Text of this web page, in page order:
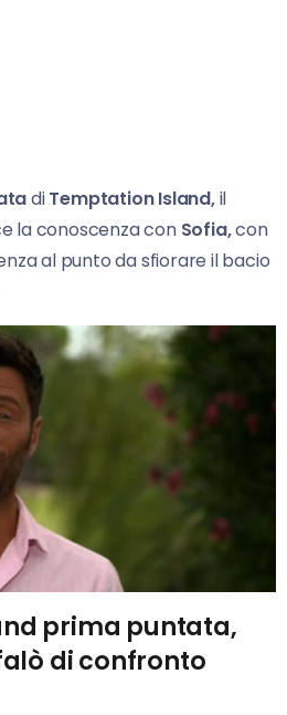
diTemptation Island,il
la conoscenza con Sofia,con
al punto da sfiorare il bacio
prima puntata,
di confronto